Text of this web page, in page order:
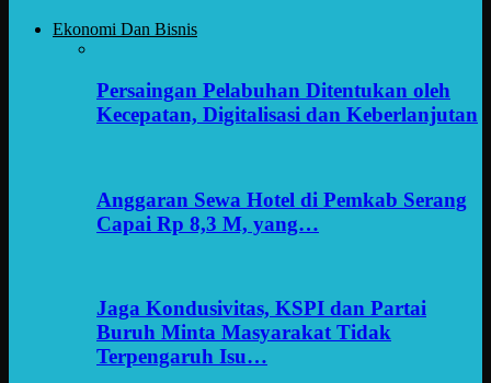
Ekonomi Dan Bisnis
Persaingan Pelabuhan Ditentukan oleh
Kecepatan, Digitalisasi dan Keberlanjutan
Anggaran Sewa Hotel di Pemkab Serang
Capai Rp 8,3 M, yang…
Jaga Kondusivitas, KSPI dan Partai
Buruh Minta Masyarakat Tidak
Terpengaruh Isu…